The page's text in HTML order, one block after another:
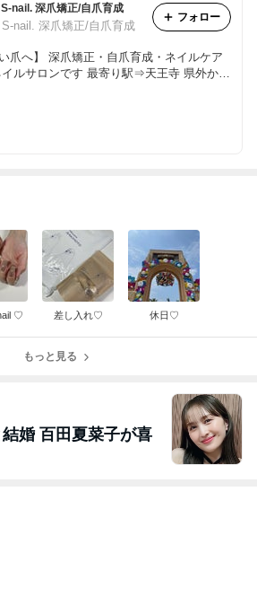
nail. 深爪矯正/自爪育成
nail. 深爪矯正/自爪育成
爪へ】 深爪矯正・自爪育成・ネイルケア
サロンです 最寄り駅⇒天王寺 県外から
おります。 男性のお客様も大歓迎。 自爪
ロンで 自信の持てる指先へ。
フォロー
nail ♡ 差し入れ♡ 休日♡
もっと見る
婚 百田夏菜子が喜